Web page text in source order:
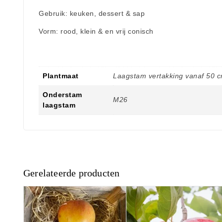
Gebruik: keuken, dessert & sap
Vorm: rood, klein & en vrij conisch
Plantmaat Laagstam vertakking vanaf 50
Onderstam
laagstam
M26
Gerelateerde producten